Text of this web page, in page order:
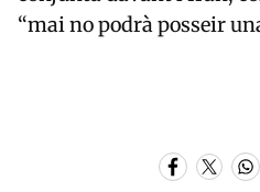
“mai no podrà posseir